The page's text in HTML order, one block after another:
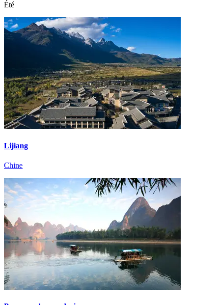
Été
Lijiang
Chine